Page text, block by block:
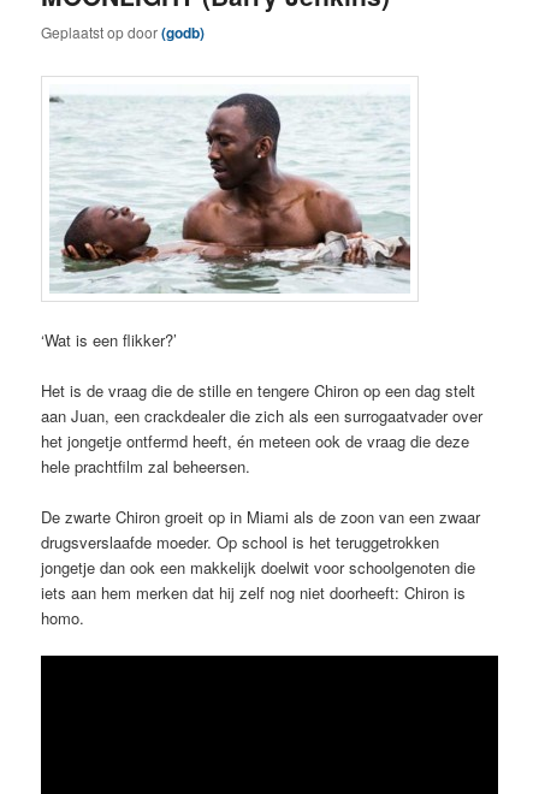
Geplaatst opdoor(godb)
‘Wat is een flikker?’
Het is de vraag die de stille en tengere Chiron op een dag stelt
aan Juan, een crackdealer die zich als een surrogaatvader over
het jongetje ontfermd heeft, én meteen ook de vraag die deze
hele prachtfilm zal beheersen.
De zwarte Chiron groeit op in Miami als de zoon van een zwaar
drugsverslaafde moeder. Op school is het teruggetrokken
jongetje dan ook een makkelijk doelwit voor schoolgenoten die
iets aan hem merken dat hij zelf nog niet doorheeft: Chiron is
homo.